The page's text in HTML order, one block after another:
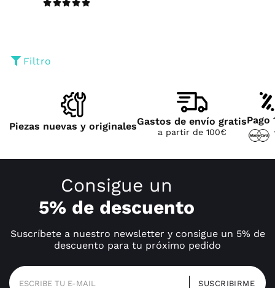
Filtro
Piezas nuevas y originalesGastos de envío gratis
a partir de 100€
Pago
Consigue un
5% de descuento
Suscríbete a nuestro newsletter y consigue un 5% de
descuento para tu próximo pedido